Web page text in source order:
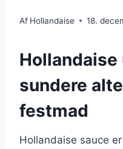
Af Hollandaise 18.
Hollandaise
sundere
festmad
Hollandaise sauce